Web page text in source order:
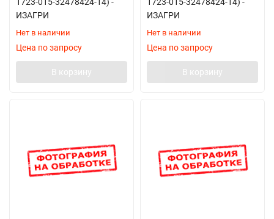
ИЗАГРИ
Нет в наличии
Цена по запросу
В корзину
ИЗАГРИ
Нет в наличии
Цена по запросу
В корзину